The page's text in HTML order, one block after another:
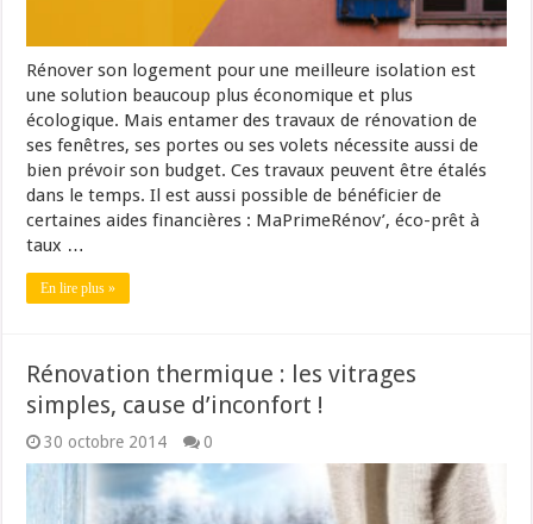
Rénover son logement pour une meilleure isolation est
une solution beaucoup plus économique et plus
écologique. Mais entamer des travaux de rénovation de
ses fenêtres, ses portes ou ses volets nécessite aussi de
bien prévoir son budget. Ces travaux peuvent être étalés
dans le temps. Il est aussi possible de bénéficier de
certaines aides financières : MaPrimeRénov’, éco-prêt à
taux …
En lire plus »
Rénovation thermique : les vitrages
simples, cause d’inconfort !
30 octobre 2014 0